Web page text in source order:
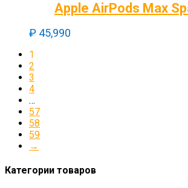
Apple AirPods Max
₽ 45,990
1
2
3
4
…
57
58
59
→
Категории товаров